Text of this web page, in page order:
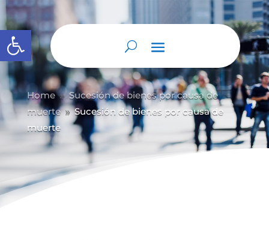
Abrir barra de herramientas
Home 9 Sucesión de bienes por causa de
muerte 9 Sucesión de bienes por causa de
muerte